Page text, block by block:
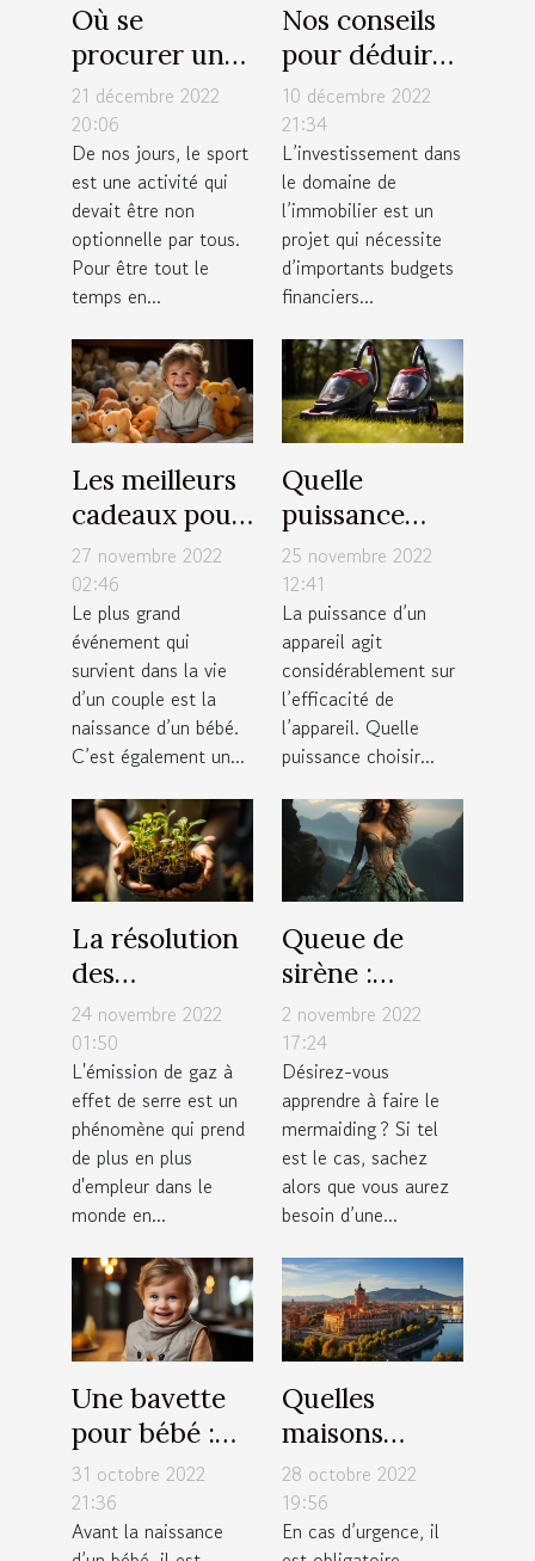
Où se
procurer un
tapis de
course pliable
à moindre
coût ?
21 décembre 2022
20:06
De nos jours, le sport
est une activité qui
devait être non
optionnelle par tous.
Pour être tout le
temps en...
Nos conseils
pour déduire
facilement
votre capacité
d’emprunt
immobilier
10 décembre 2022
21:34
L’investissement dans
le domaine de
l’immobilier est un
projet qui nécessite
d’importants budgets
financiers...
Les meilleurs
cadeaux pour
nourrisson
27 novembre 2022
02:46
Le plus grand
événement qui
survient dans la vie
d’un couple est la
naissance d’un bébé.
C’est également un...
Quelle
puissance
choisir pour
un aspirateur
sans sac ?
25 novembre 2022
12:41
La puissance d’un
appareil agit
considérablement sur
l’efficacité de
l’appareil. Quelle
puissance choisir...
La résolution
des
entreprises
vers une
émission de
zéro pourcent
de carbone
d'ici 2030
est-elle
possible ?
24 novembre 2022
01:50
L'émission de gaz à
effet de serre est un
phénomène qui prend
de plus en plus
d'empleur dans le
monde en...
Queue de
sirène :
quelques
critères pour
faire un bon
choix
2 novembre 2022
17:24
Désirez-vous
apprendre à faire le
mermaiding ? Si tel
est le cas, sachez
alors que vous aurez
besoin d’une...
Une bavette
pour bébé :
Quel modèle
de bavoir faut
il avoir pour
31 octobre 2022
21:36
Avant la naissance
Quelles
maisons
médicales de
garde
contacter à
28 octobre 2022
19:56
En cas d’urgence, il